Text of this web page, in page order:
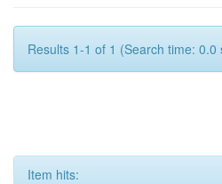
Results 1-1 of 1 (Search time: 0.0
Item hits: